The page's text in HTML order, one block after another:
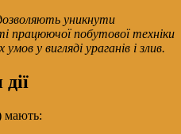
уникнути
працюючої побутової техніки
у вигляді ураганів і злив.
мають: